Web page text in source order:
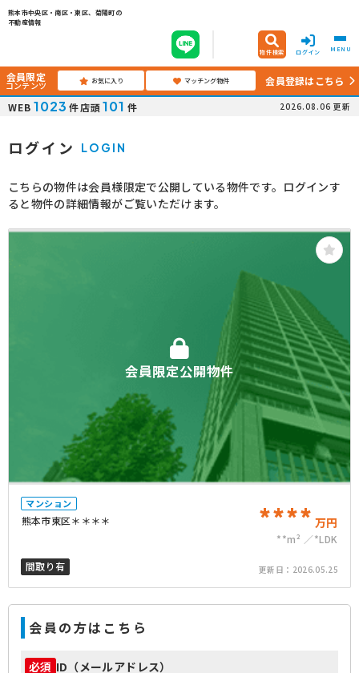
熊本市中央区・南区・東区、菊陽町の
不動産情報
物件検索 ログイン MENU
会員限定
コンテンツ お気に入り マッチング物件
会員登録はこちら
WEB 1023 件店頭101 件 2026.08.06 更新
ログイン LOGIN
こちらの物件は会員様限定で公開している物件です。ログインす
ると物件の詳細情報がご覧いただけます。
会員限定公開物件
マンション
熊本市東区＊＊＊＊ **** 万円
**m²
*LDK
間取り有
更新日： 2026.05.25
会員の方はこちら
必須 ID（メールアドレス）